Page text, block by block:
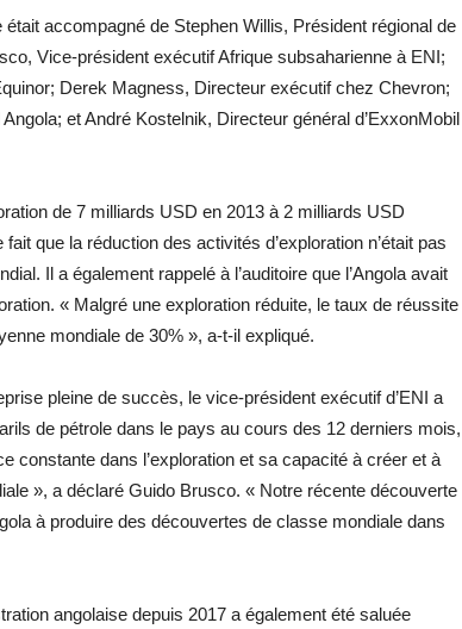
accompagné de Stephen Willis, Président régional de
Vice-président exécutif Afrique subsaharienne à ENI;
Derek Magness, Directeur exécutif chez Chevron;
et André Kostelnik, Directeur général d’ExxonMobil
de 7 milliards USD en 2013 à 2 milliards USD
que la réduction des activités d’exploration n’était pas
Il a également rappelé à l’auditoire que l’Angola avait
« Malgré une exploration réduite, le taux de réussite
mondiale de 30% », a-t-il expliqué.
pleine de succès, le vice-président exécutif d’ENI a
de pétrole dans le pays au cours des 12 derniers mois,
constante dans l’exploration et sa capacité à créer et à
», a déclaré Guido Brusco. « Notre récente découverte
à produire des découvertes de classe mondiale dans
angolaise depuis 2017 a également été saluée